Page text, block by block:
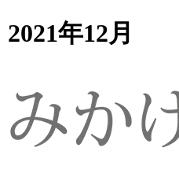
2021年12月